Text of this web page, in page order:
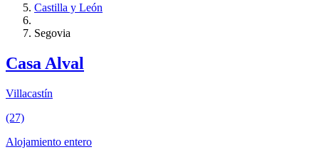
Castilla y León
Segovia
Casa Alval
Villacastín
(27)
Alojamiento entero